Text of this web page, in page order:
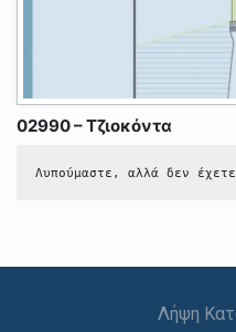
02990 – Τζιοκόντα
Λυπούμαστε, αλλά δεν
Λήψη